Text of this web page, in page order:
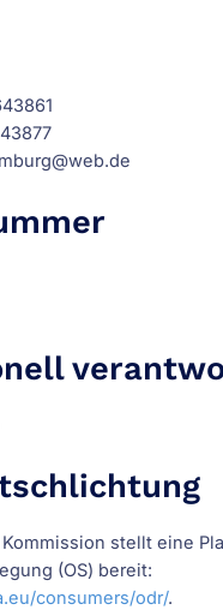
stellt eine
(OS) bereit:
consumers/odr/.